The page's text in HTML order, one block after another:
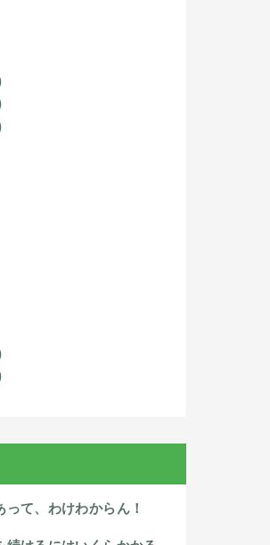
って、わけわからん！